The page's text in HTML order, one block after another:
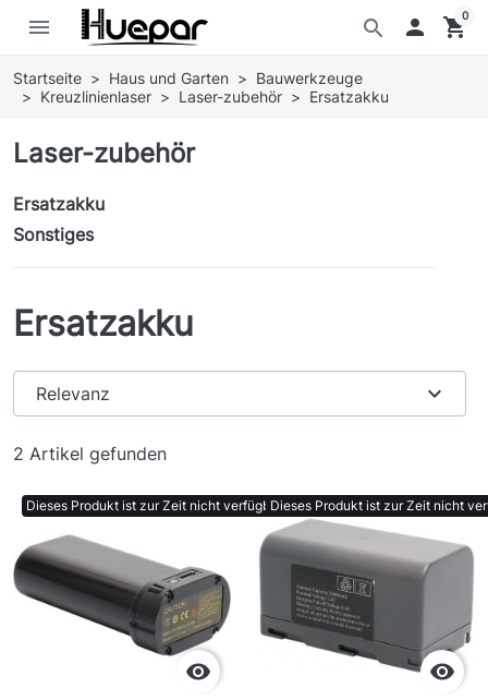
menu search  shopping_cart
0
Startseite Haus und Garten
Bauwerkzeuge
Kreuzlinienlaser
Laser-zubehör Ersatzakku
Laser-zubehör
Ersatzakku
Sonstiges
Ersatzakku
2 Artikel gefunden
Relevanz expand_more
Dieses Produkt ist zur Zeit nicht verfügbar.

Dieses Produkt ist zur Zeit nicht
